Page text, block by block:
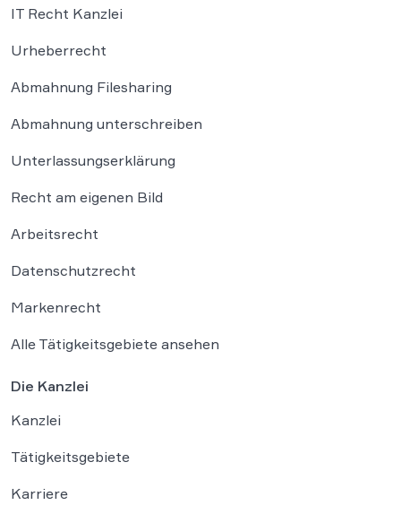
IT Recht Kanzlei
Urheberrecht
Abmahnung Filesharing
Abmahnung unterschreiben
Unterlassungserklärung
Recht am eigenen Bild
Arbeitsrecht
Datenschutzrecht
Markenrecht
Alle Tätigkeitsgebiete ansehen
Die Kanzlei
Kanzlei
Tätigkeitsgebiete
Karriere